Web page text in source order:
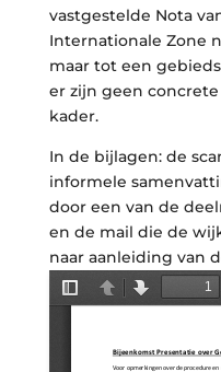
vastgestelde Nota
Internationale Zone
maar tot een
er zijn geen
kader.
In de bijlagen: de
informele
door een van de
en de mail die de
naar aanleiding van